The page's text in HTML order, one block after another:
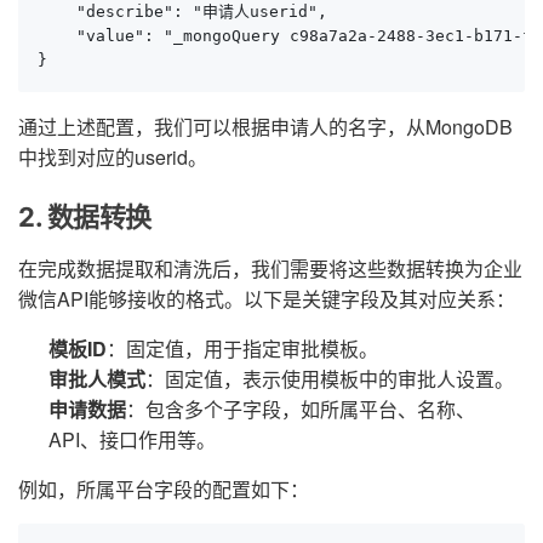
    "describe": "申请人userid",
"value": "_mongoQuery c98a7a2a-2488-3ec1-b171-
}
通过上述配置，我们可以根据申请人的名字，从MongoDB
中找到对应的userid。
2. 数据转换
在完成数据提取和清洗后，我们需要将这些数据转换为企业
微信API能够接收的格式。以下是关键字段及其对应关系：
模板ID：固定值，用于指定审批模板。
审批人模式：固定值，表示使用模板中的审批人设置。
申请数据：包含多个子字段，如所属平台、名称、
API、接口作用等。
例如，所属平台字段的配置如下：